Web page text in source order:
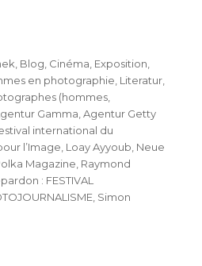
FESTIVAL INTERNATIONAL
, Blog, Cinéma, Exposition,
en photographie, Literatur,
(hommes,
Gamma,Agentur Getty
international du
l’Image, Loay Ayyoub, Neue
Magazine, Raymond
: FESTIVAL
, Simon